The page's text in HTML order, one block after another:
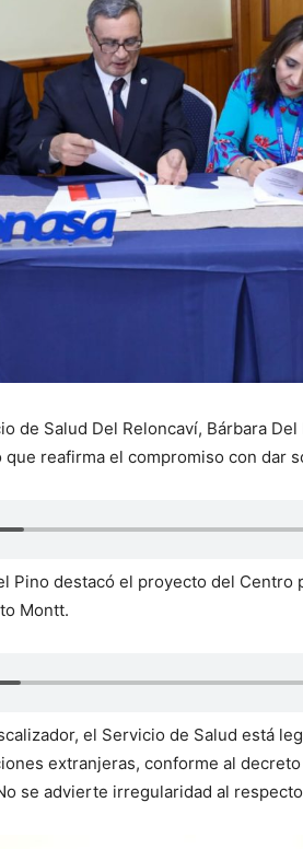
de Salud Del Reloncaví, Bárbara
que reafirma el compromiso con dar
Pino destacó el proyecto del
Montt.
el Servicio de Salud está
extranjeras, conforme al
se advierte irregularidad al